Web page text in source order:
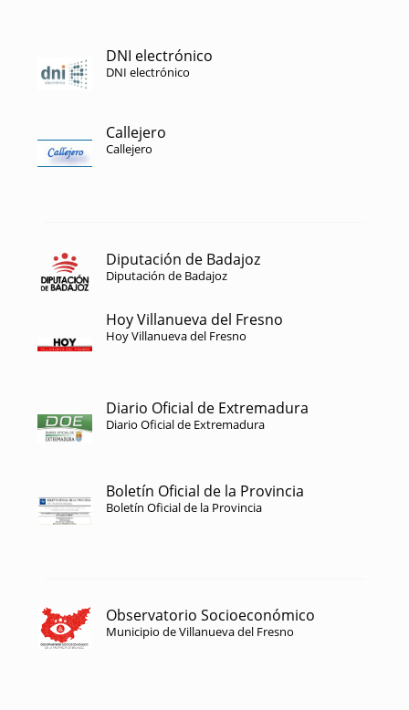
DNI electrónico
DNI electrónico
Callejero
Callejero
Diputación de Badajoz
Diputación de Badajoz
Hoy Villanueva del Fresno
Hoy Villanueva del Fresno
Diario Oficial de Extremadura
Diario Oficial de Extremadura
Boletín Oficial de la Provincia
Boletín Oficial de la Provincia
Observatorio Socioeconómico
Municipio de Villanueva del Fresno